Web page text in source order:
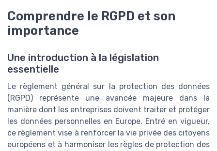
Comprendre le RGPD et son
importance
Une introduction à la législation
essentielle
Le règlement général sur la protection des données
(RGPD) représente une avancée majeure dans la
manière dont les entreprises doivent traiter et protéger
les données personnelles en Europe. Entré en vigueur,
ce règlement vise à renforcer la vie privée des citoyens
européens et à harmoniser les règles de protection des